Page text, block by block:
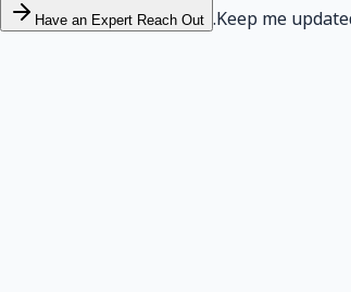
Keep me
Have an Expert Reach Out